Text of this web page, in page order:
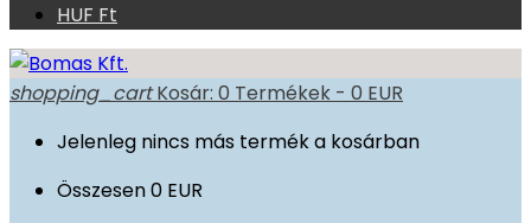
HUF Ft
shopping_cart Kosár: 0 Termékek - 0 EUR
Jelenleg nincs más termék a kosárban
Összesen0 EUR